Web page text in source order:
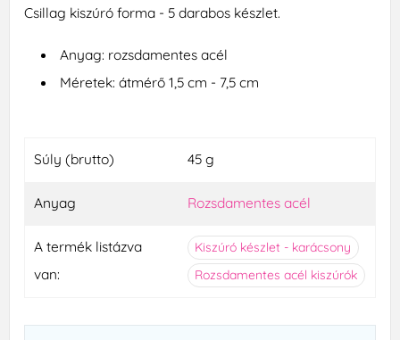
Csillag kiszúró forma - 5 darabos készlet.
Anyag: rozsdamentes acél
Méretek: átmérő 1,5 cm - 7,5 cm
Súly (brutto) 45 g
Anyag Rozsdamentes acél
A termék listázva
van:
Kiszúró készlet - karácsony
Rozsdamentes acél kiszúrók